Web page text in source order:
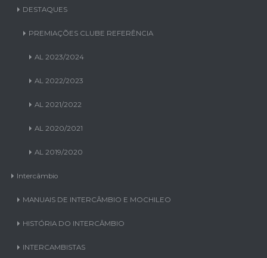
DESTAQUES
PREMIAÇÕES CLUBE REFERÊNCIA
AL 2023/2024
AL 2022/2023
AL 2021/2022
AL 2020/2021
AL 2019/2020
Intercâmbio
MANUAIS DE INTERCÂMBIO E MOCHILEO
HISTÓRIA DO INTERCÂMBIO
INTERCAMBISTAS